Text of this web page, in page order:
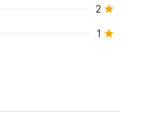
على
شاشة
بوضوح
2
1